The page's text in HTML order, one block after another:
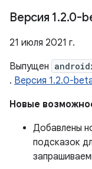
Версия 1.2.0-
21 июля 2021 г.
Выпущен
. Версия 1.2.0-
Новые
Добавлены
подсказок